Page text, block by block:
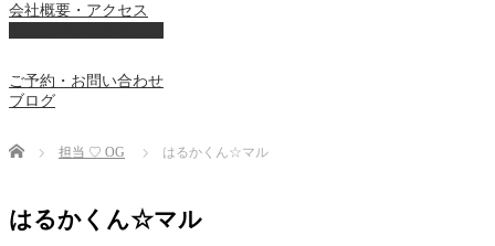
会社概要・アクセス
ご予約・お問い合わせ
ブログ
Home 担当 ♡ OG はるかくん☆マル
はるかくん☆マル